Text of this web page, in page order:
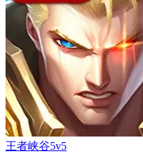
王者峡谷5v5